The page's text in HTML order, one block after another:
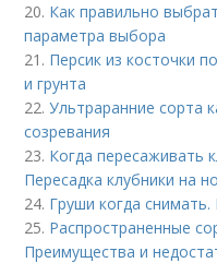
20. Как правильно
параметра выбора
21. Персик из косточки
и грунта
22.Ультраранние сорта
созревания
23. Когда пересаживать
Пересадка клубники на
24. Груши когда
25. Распространенные
Преимущества и